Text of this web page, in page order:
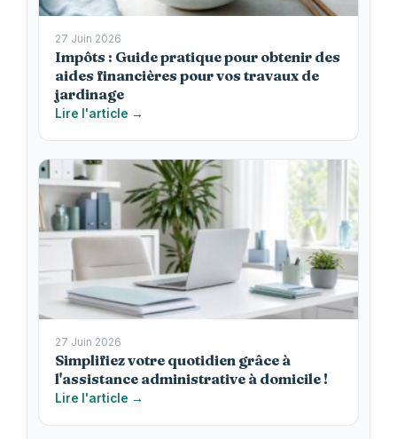
27 Juin 2026
Impôts : Guide pratique pour obtenir des
aides financières pour vos travaux de
jardinage
Lire l'article →
27 Juin 2026
Simplifiez votre quotidien grâce à
l'assistance administrative à domicile !
Lire l'article →